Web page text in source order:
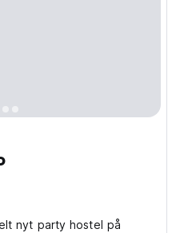
nyt party hostel på